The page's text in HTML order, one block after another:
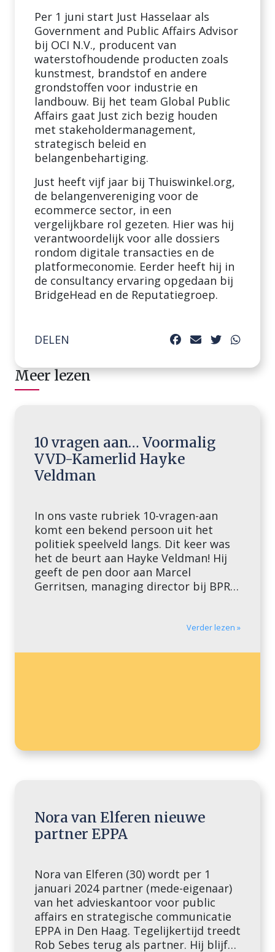
Per 1 juni start Just Hasselaar als
Government and Public Affairs Advisor
bij OCI N.V., producent van
waterstofhoudende producten zoals
kunstmest, brandstof en andere
grondstoffen voor industrie en
landbouw. Bij het team Global Public
Affairs gaat Just zich bezig houden
met stakeholdermanagement,
strategisch beleid en
belangenbehartiging.
Just heeft vijf jaar bij Thuiswinkel.org,
de belangenvereniging voor de
ecommerce sector, in een
vergelijkbare rol gezeten. Hier was hij
verantwoordelijk voor alle dossiers
rondom digitale transacties en de
platformeconomie. Eerder heeft hij in
de consultancy ervaring opgedaan bij
BridgeHead en de Reputatiegroep. ​
DELEN
Meer lezen
10 vragen aan… Voormalig
VVD-Kamerlid Hayke
Veldman
In ons vaste rubriek 10-vragen-aan
komt een bekend persoon uit het
politiek speelveld langs. Dit keer was
het de beurt aan Hayke Veldman! Hij
geeft de pen door aan Marcel
Gerritsen, managing director bij BPRA
tegengekomen? Mijn grootsteVerder lezen »
Nora van Elferen nieuwe
partner EPPA
Nora van Elferen (30) wordt per 1
januari 2024 partner (mede-eigenaar)
van het advieskantoor voor public
affairs en strategische communicatie
EPPA in Den Haag. Tegelijkertijd treedt
Rob Sebes terug als partner. Hij blijft